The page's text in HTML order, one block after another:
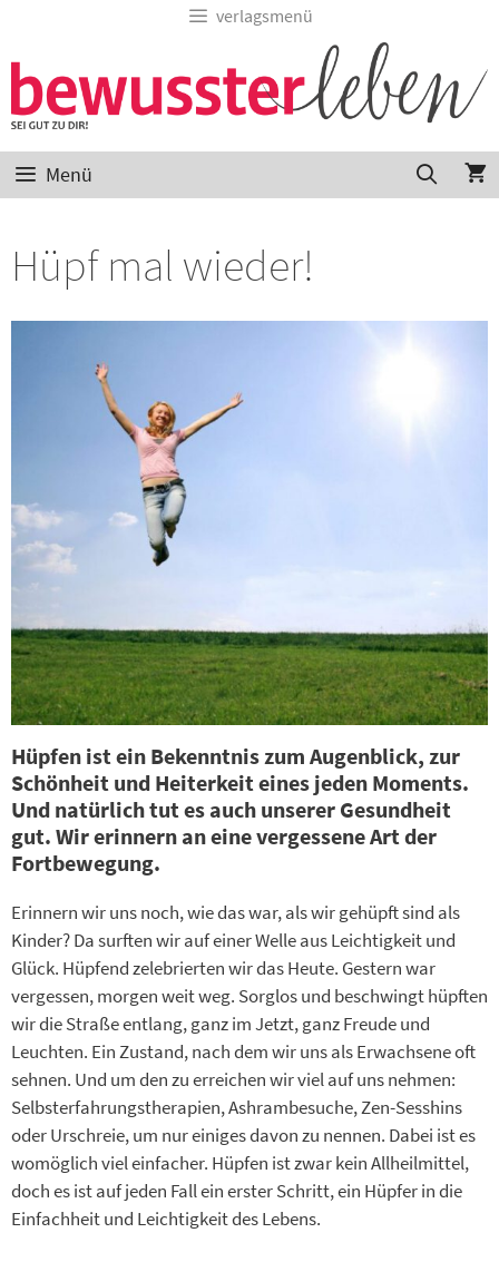
verlagsmenü
Menü
Hüpf mal wieder!
Hüpfen ist ein Bekenntnis zum Augenblick, zur
Schönheit und Heiterkeit eines jeden Moments.
Und natürlich tut es auch unserer Gesundheit
gut. Wir erinnern an eine vergessene Art der
Fortbewegung.
Erinnern wir uns noch, wie das war, als wir gehüpft sind als
Kinder? Da surften wir auf einer Welle aus Leichtigkeit und
Glück. Hüpfend zelebrierten wir das Heute. Gestern war
vergessen, morgen weit weg. Sorglos und beschwingt hüpften
wir die Straße entlang, ganz im Jetzt, ganz Freude und
Leuchten. Ein Zustand, nach dem wir uns als Erwachsene oft
sehnen. Und um den zu erreichen wir viel auf uns nehmen:
Selbsterfahrungstherapien, Ashrambesuche, Zen-Sesshins
oder Urschreie, um nur einiges davon zu nennen. Dabei ist es
womöglich viel einfacher. Hüpfen ist zwar kein Allheilmittel,
doch es ist auf jeden Fall ein erster Schritt, ein Hüpfer in die
Einfachheit und Leichtigkeit des Lebens.